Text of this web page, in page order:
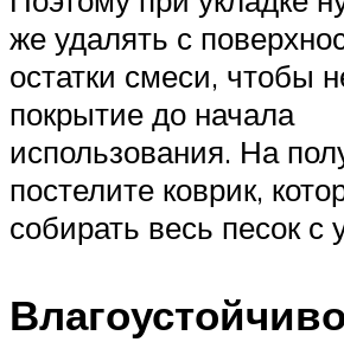
же удалять с
остатки смеси, чтобы
покрытие до начала
использования. На
постелите коврик,
собирать весь песок с